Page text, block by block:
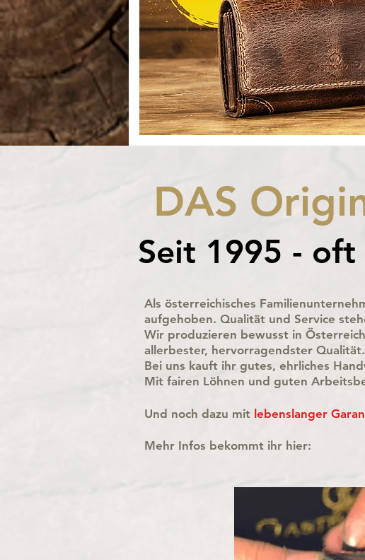
DAS
Seit 1995 -
Als österreichisches
aufgehoben. Qualität und Service
Wir produzieren bewusst in
allerbester, hervorragendster Qualität.
Bei uns kauft ihr gutes, ehrliches
Mit fairen Löhnen und guten
Und noch dazu mit lebenslanger
Mehr Infos bekommt ihr hier: